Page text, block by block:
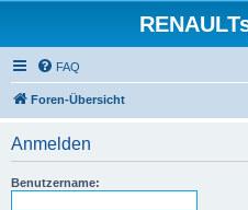
FAQ
Foren-Übersicht
Anmelden
Benutzername: